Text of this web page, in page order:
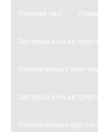
Плоский лист
Заглушка конька
Планка конька
Заглушка конька
Планка конька